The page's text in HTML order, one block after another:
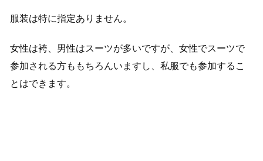
服装は特に指定ありません。
女性は袴、男性はスーツが多いですが、女性でスーツで
参加される方ももちろんいますし、私服でも参加するこ
とはできます。